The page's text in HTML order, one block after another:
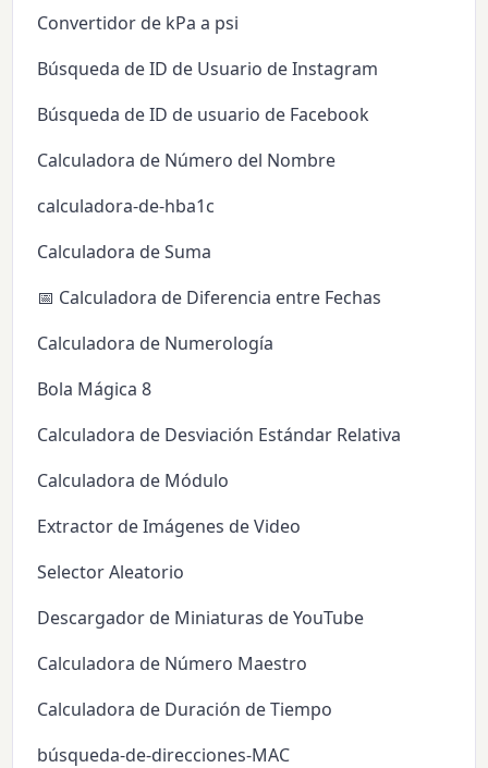
Convertidor de kPa a psi
Búsqueda de ID de Usuario de Instagram
Búsqueda de ID de usuario de Facebook
Calculadora de Número del Nombre
calculadora-de-hba1c
Calculadora de Suma
📅 Calculadora de Diferencia entre Fechas
Calculadora de Numerología
Bola Mágica 8
Calculadora de Desviación Estándar Relativa
Calculadora de Módulo
Extractor de Imágenes de Video
Selector Aleatorio
Descargador de Miniaturas de YouTube
Calculadora de Número Maestro
Calculadora de Duración de Tiempo
búsqueda-de-direcciones-MAC